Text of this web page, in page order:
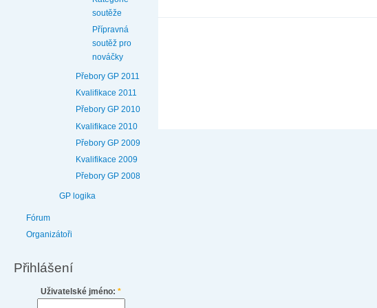
soutěže
Přípravná
soutěž pro
nováčky
Přebory GP 2011
Kvalifikace 2011
Přebory GP 2010
Kvalifikace 2010
Přebory GP 2009
Kvalifikace 2009
Přebory GP 2008
GP logika
Fórum
Organizátoři
Přihlášení
Uživatelské jméno: *